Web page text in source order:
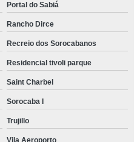
Portal do Sabiá
Rancho Dirce
Recreio dos Sorocabanos
Residencial tivoli parque
Saint Charbel
Sorocaba I
Trujillo
Vila Aeroporto